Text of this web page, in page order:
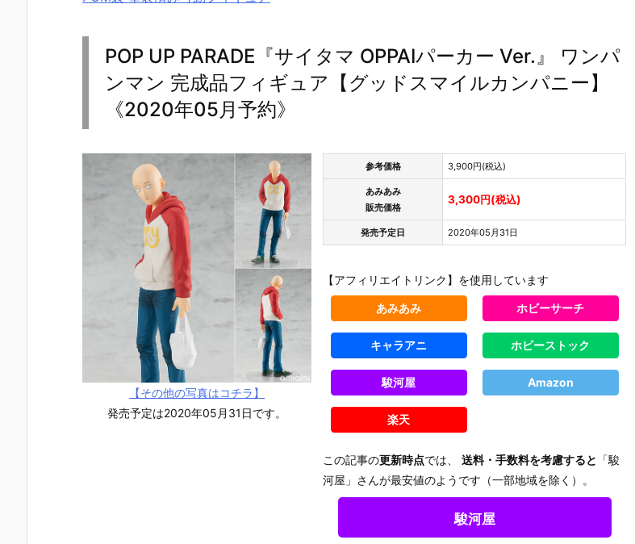
POP UP PARADE『サイタマ OPPAIパーカー Ver.』 ワンパ
ンマン 完成品フィギュア【グッドスマイルカンパニー】
《2020年05月予約》
【その他の写真はコチラ】
発売予定は2020年05月31日です。
参考価格 3,900円(税込)
あみあみ
販売価格
3,300円(税込)
発売予定日 2020年05月31日
【アフィリエイトリンク】を使用しています
あみあみ ホビーサーチ
キャラアニ ホビーストック
駿河屋 Amazon
楽天
この記事の更新時点では、送料・手数料を考慮すると 「駿
河屋」さんが最安値のようです（一部地域を除く）。
駿河屋